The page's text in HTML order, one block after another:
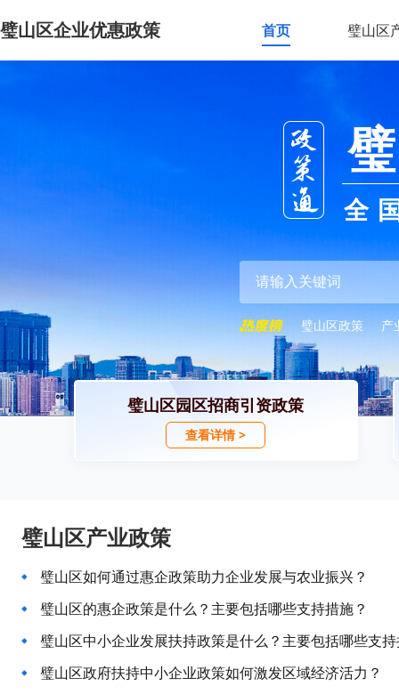
璧山区企业优惠政策 首页 璧山区
全
璧山区政策 产
璧山区园区招商引资政策
查看详情 >
璧山区产业政策
璧山区如何通过惠企政策助力企业发展与农业振兴？
璧山区的惠企政策是什么？主要包括哪些支持措施？
璧山区中小企业发展扶持政策是什么？主要包括哪些支
璧山区政府扶持中小企业政策如何激发区域经济活力？